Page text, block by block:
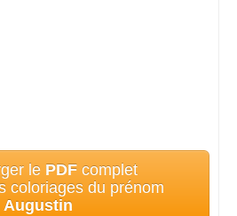
le PDF complet
coloriages du prénom
Augustin